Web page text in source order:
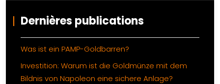
Dernières publications
Was ist ein PAMP-Goldbarren?
Investition: Warum ist die Goldmünze mit dem
Bildnis von Napoleon eine sichere Anlage?